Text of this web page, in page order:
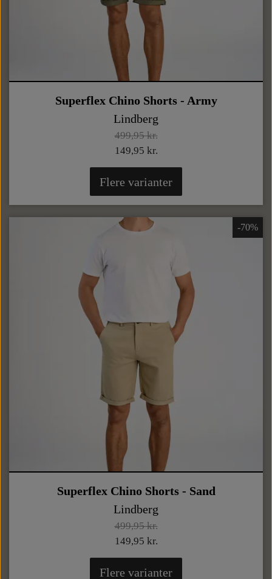
Superflex Chino Shorts - Army
Lindberg
499,95 kr.
149,95 kr.
Flere varianter
-70%
Superflex Chino Shorts - Sand
Lindberg
499,95 kr.
149,95 kr.
Flere varianter